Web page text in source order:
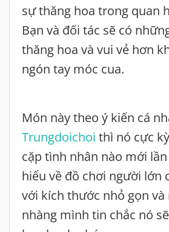
sự thăng hoa trong quan
Bạn và đối tác sẽ có
thăng hoa và vui vẻ hơn
ngón tay móc cua.
Món này theo ý kiến cá
Trungdoichoi thì nó cực
cặp tình nhân nào mới
hiểu về đồ chơi người lớn
với kích thước nhỏ gọn và
nhàng mình tin chắc nó